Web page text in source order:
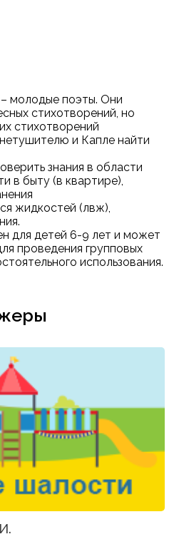
молодые поэты. Они
стихотворений, но
стихотворений
и Капле найти
знания в области
в быту (в квартире),
жидкостей (лвж),
для детей 6-9 лет и может
проведения групповых
использования.